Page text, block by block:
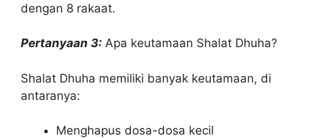
dengan 8 rakaat.
Pertanyaan 3: Apa keutamaan Shalat Dhuha?
Shalat Dhuha memiliki banyak keutamaan, di
antaranya:
Menghapus dosa-dosa kecil